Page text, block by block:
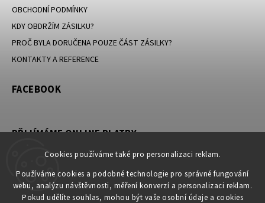
Cookies používáme také pro personalizaci reklam.
Používáme cookies a podobné technologie pro správné fungování
webu, analýzu návštěvnosti, měření konverzí a personalizaci reklam.
Pokud udělíte souhlas, mohou být vaše osobní údaje a cookies
OBCHODNÍ PODMÍNKY
KDY OBDRŽÍM ZÁSILKU?
PROČ BYLA DORUČENA POUZE ČÁST ZÁSILKY?
KONTAKTY A REFERENCE
FACEBOOK
PŘIJÍMÁME ONLINE PLATBY
KONTAKT